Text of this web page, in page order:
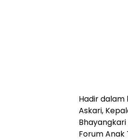
Hadir dalam
Askari,
Forum